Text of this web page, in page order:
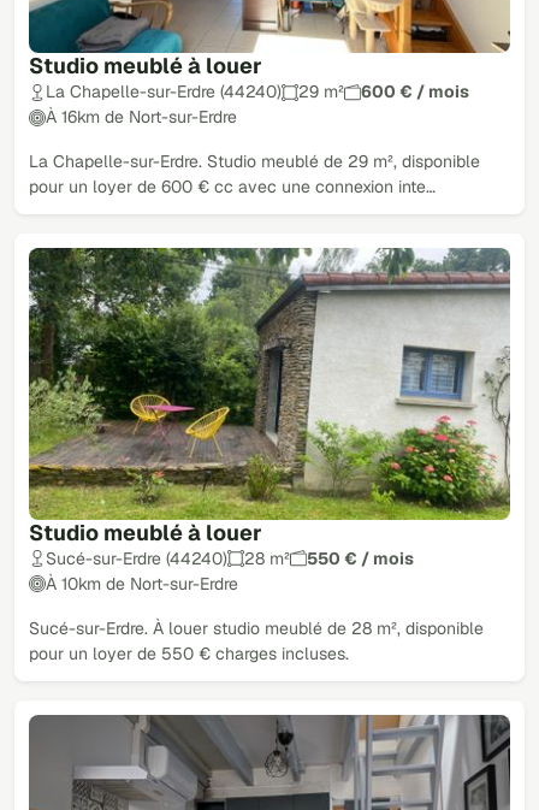
Studio meublé à louer
La Chapelle-sur-Erdre (44240) 29 m²
600 € / mois
À 16km de Nort-sur-Erdre
La Chapelle-sur-Erdre. Studio meublé de 29 m², disponible
pour un loyer de 600 € cc avec une connexion inte…
Studio meublé à louer
Sucé-sur-Erdre (44240) 28 m²
550 € / mois
À 10km de Nort-sur-Erdre
Sucé-sur-Erdre. À louer studio meublé de 28 m², disponible
pour un loyer de 550 € charges incluses.